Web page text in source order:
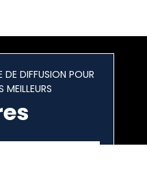
DE DIFFUSION POUR
MEILLEURS